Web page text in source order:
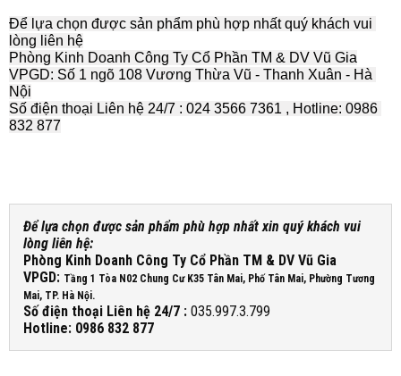
Để lựa chọn được sản phẩm phù hợp nhất quý khách vui
lòng liên hệ
Phòng Kinh Doanh Công Ty Cổ Phần TM & DV Vũ Gia
VPGD: Số 1 ngõ 108 Vương Thừa Vũ - Thanh Xuân - Hà
Nội
Số điện thoại Liên hệ 24/7 : 024 3566 7361 , Hotline: 0986
832 877
Để lựa chọn được sản phẩm phù hợp nhất xin quý khách vui
lòng liên hệ:
Phòng Kinh Doanh Công Ty Cổ Phần TM & DV Vũ Gia
VPGD: Tầng 1 Tòa N02 Chung Cư K35 Tân Mai, Phố Tân Mai, Phường Tương
Mai, TP. Hà Nội.
Số điện thoại Liên hệ 24/7 : 035.997.3.799
Hotline: 0986 832 877